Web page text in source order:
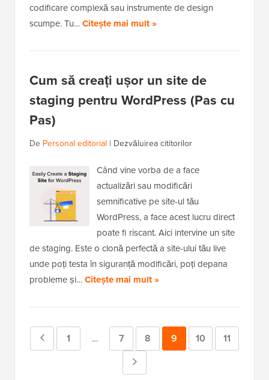
codificare complexă sau instrumente de design
scumpe. Tu…Citește mai mult »
Cum să creați ușor un site de
staging pentru WordPress (Pas cu
Pas)
De Personal editorial | Dezvăluirea cititorilor
Când vine vorba de a face
actualizări sau modificări
semnificative pe site-ul tău
WordPress, a face acest lucru direct
poate fi riscant. Aici intervine un site
de staging. Este o clonă perfectă a site-ului tău live
unde poți testa în siguranță modificări, poți depana
probleme și…Citește mai mult »
PaginaPagina
1
Pagini
intermediare
… Pagina
7 Pagina
8 Pagina
9 Pagina
10 Pagina
11